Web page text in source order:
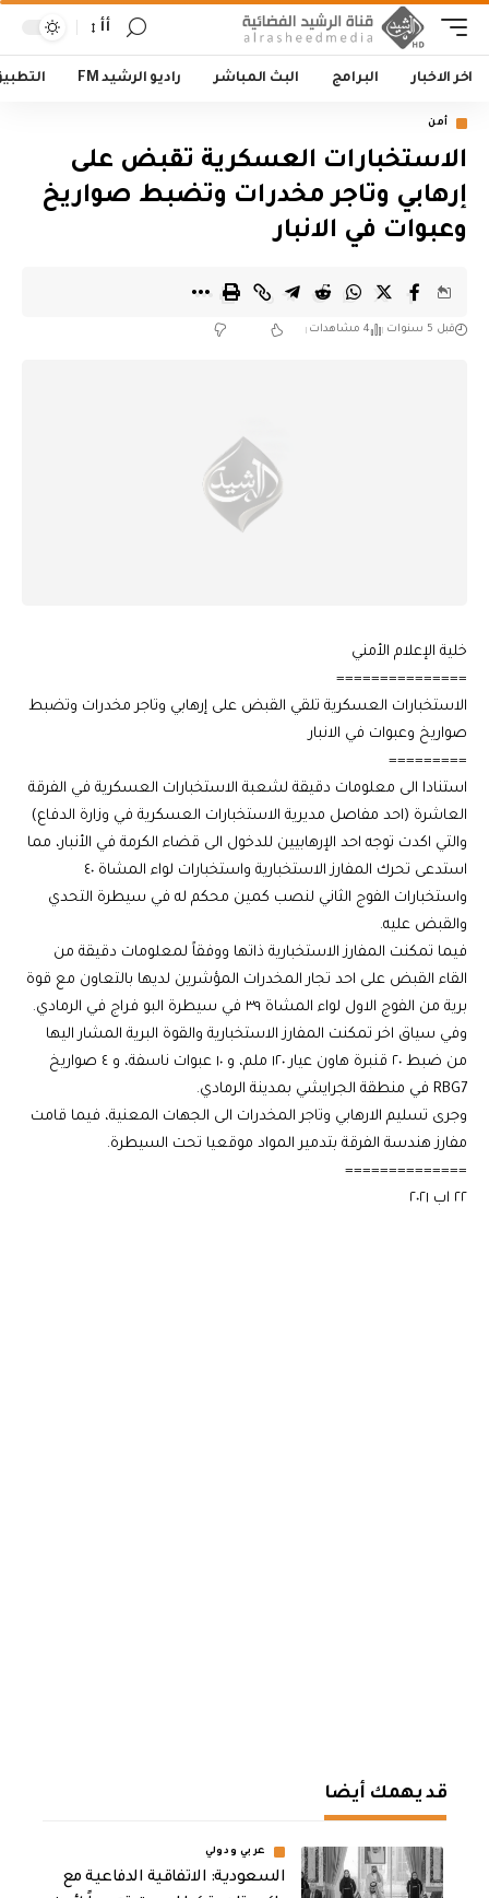
أأ
اخر الاخبار البرامج البث المباشر راديو الرشيد FM
أمن
الاستخبارات العسكرية تقبض على
إرهابي وتاجر مخدرات وتضبط صواريخ
وعبوات في الانبار
قبل 5 سنوات 4 مشاهدات
خلية الإعلام الأمني
===============
الاستخبارات العسكرية تلقي القبض على إرهابي وتاجر مخدرات وتضبط
صواريخ وعبوات في الانبار
=========
استنادا الى معلومات دقيقة لشعبة الاستخبارات العسكرية في الفرقة
العاشرة (احد مفاصل مديرية الاستخبارات العسكرية في وزارة الدفاع)
والتي اكدت توجه احد الإرهابيين للدخول الى قضاء الكرمة في الأنبار، مما
استدعى تحرك المفارز الاستخبارية واستخبارات لواء المشاة ٤٠
واستخبارات الفوج الثاني لنصب كمين محكم له في سيطرة التحدي
والقبض عليه.
فيما تمكنت المفارز الاستخبارية ذاتها ووفقاً لمعلومات دقيقة من
القاء القبض على احد تجار المخدرات المؤشرين لديها بالتعاون مع قوة
برية من الفوج الاول لواء المشاة ٣٩ في سيطرة البو فراج في الرمادي.
وفي سياق اخر تمكنت المفارز الاستخبارية والقوة البرية المشار اليها
من ضبط ٢٠ قنبرة هاون عيار ١٢٠ ملم، و ١٠ عبوات ناسفة، و ٤ صواريخ
RBG7 في منطقة الجرايشي بمدينة الرمادي.
وجرى تسليم الارهابي وتاجر المخدرات الى الجهات المعنية، فيما قامت
مفارز هندسة الفرقة بتدمير المواد موقعيا تحت السيطرة.
==============
٢٢ اب ٢٠٢١
قد يهمك أيضا
عربي ودولي
السعودية: الاتفاقية الدفاعية مع